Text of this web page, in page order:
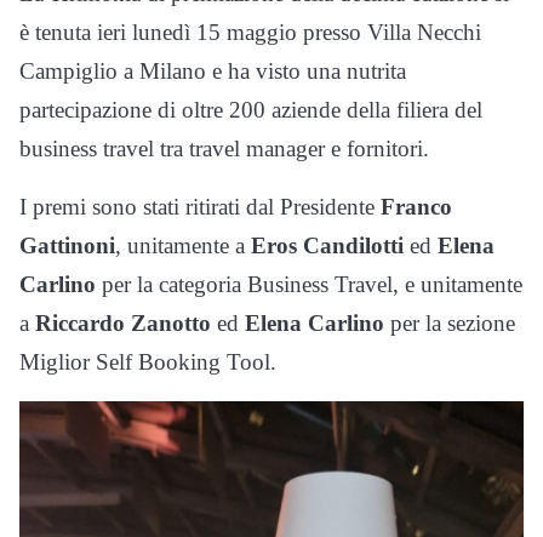
è tenuta ieri lunedì 15 maggio presso Villa Necchi
Campiglio a Milano e ha visto una nutrita
partecipazione di oltre 200 aziende della filiera del
business travel tra travel manager e fornitori.
I premi sono stati ritirati dal Presidente Franco
Gattinoni, unitamente a Eros Candilotti ed Elena
Carlino per la categoria Business Travel, e unitamente
a Riccardo Zanotto ed Elena Carlino per la sezione
Miglior Self Booking Tool.